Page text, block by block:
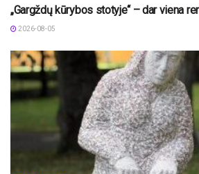
„Gargždų kūrybos stotyje“ – dar viena
2026-08-05